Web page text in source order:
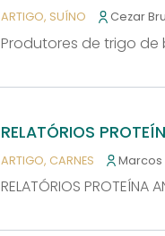
ARTIGO SUÍNO Cezar
Produtores de trigo
RELATÓRIOS
ARTIGO CARNES Marcos
RELATÓRIOS PROTEÍNA